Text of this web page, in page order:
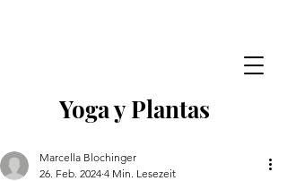
Yoga y Plantas
Marcella Blochinger
26. Feb. 2024 4 Min. Lesezeit